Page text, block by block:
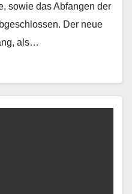
sowie das Abfangen der
Der neue
als…